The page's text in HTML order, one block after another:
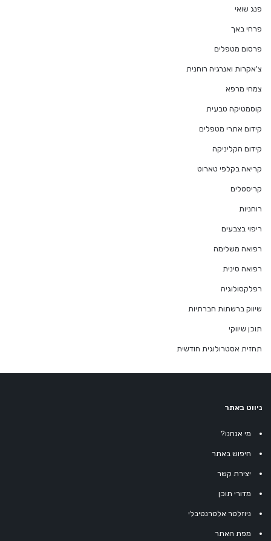
פנג שואי
פרחי באך
פרסום מטפלים
צ'אקרות ואנרגיה רוחנית
צמחי מרפא
קוסמטיקה טבעית
קידום אתרי מטפלים
קידום הקליניקה
קריאה בקלפי טארוט
קריסטלים
רוחניות
ריפוי בצבעים
רפואה משלימה
רפואה סינית
רפלקסולוגיה
שיווק ברשתות חברתיות
תוכן שיווקי
תחזית אסטרולוגית חודשית
ניווט באתר
מי אנחנו?
חיפוש באתר
יצירת קשר
מדורי תוכן
ניוזלטר אלטרנטיבלי
מפת האתר